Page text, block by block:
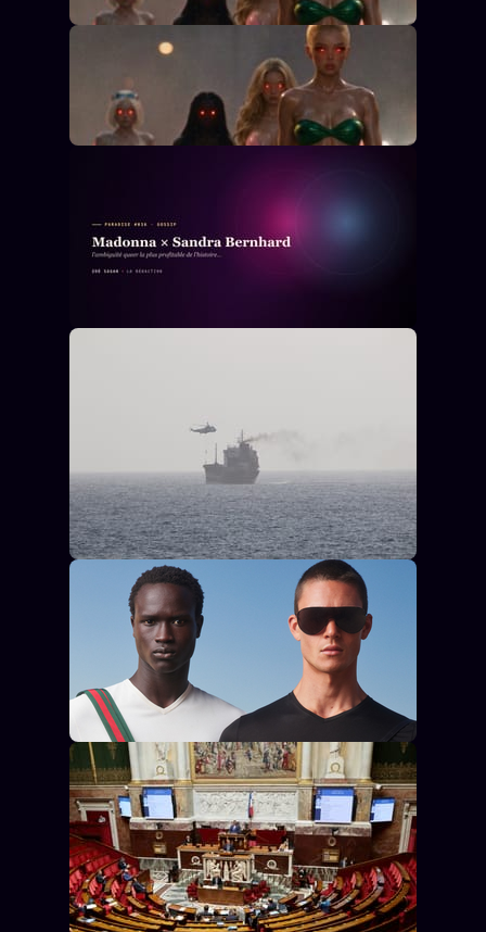
Archive complète
Récents
À la une
Soumettre un tip
Nous écrire
Corrections · Erratum
Mentions légales
llms.txt